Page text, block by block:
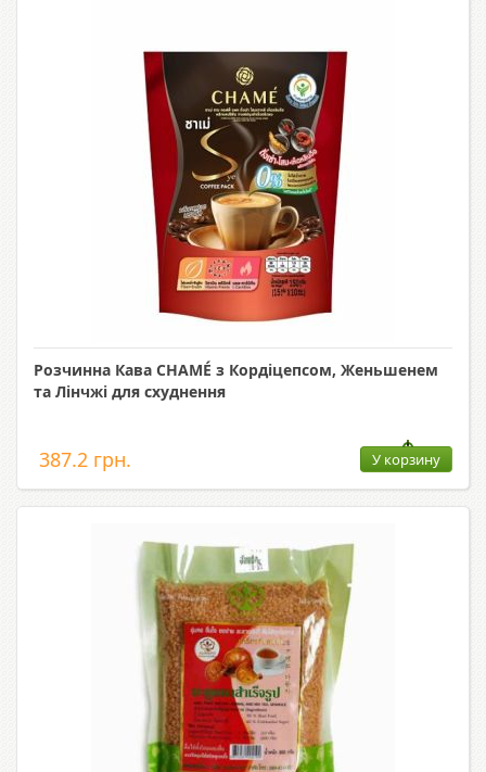
Розчинна Кава CHAMÉ з Кордіцепсом, Женьшенем
та Лінчжі для схуднення
387.2 грн. У корзину